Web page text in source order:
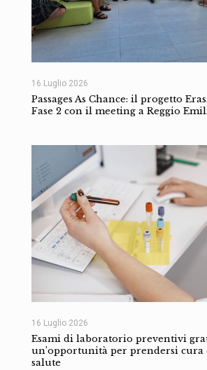
16 Luglio 2026
Passages As Chance: il progetto
Fase 2 con il meeting a Reggio
16 Luglio 2026
Esami di laboratorio preventivi
un’opportunità per prendersi
salute